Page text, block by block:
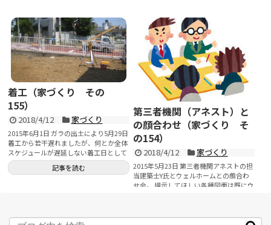
着工（家づくり その
155）
2018/4/12 家づくり
2015年6月1日 ガラの出土により5月29日
着工から若干遅れましたが、何とか全体
スケジュールが遅延しない着工日として
間に合い...
記事を読む
第三者機関（アネスト）と
の顔合わせ（家づくり そ
の154）
2018/4/12 家づくり
2015年5月23日 第三者機関アネストの担
当建築士Y氏とウェルホームとの顔合わ
せ会。 提示してほしい各種図面は既にウ